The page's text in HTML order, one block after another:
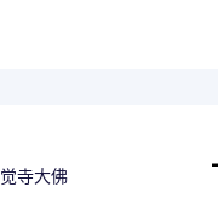
寺大佛